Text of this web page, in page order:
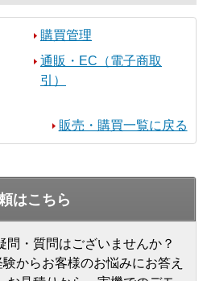
購買管理
通販・EC（電子商取
引）
販売・購買一覧に戻る
はこちら
問・質問はございませんか？
からお客様のお悩みにお答え